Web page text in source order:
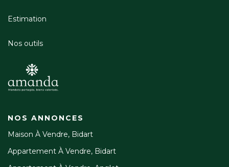
Estimation
Nos outils
NOS ANNONCES
Maison À Vendre, Bidart
Appartement À Vendre, Bidart